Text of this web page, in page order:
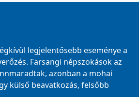
legjelentősebb eseménye a
Farsangi népszokások az
azonban a mohai
külső beavatkozás, felsőbb